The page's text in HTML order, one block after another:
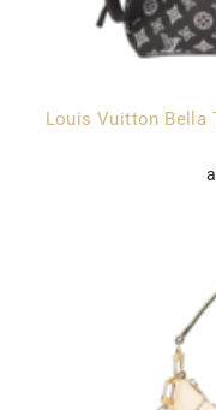
Louis Vuitton Bella